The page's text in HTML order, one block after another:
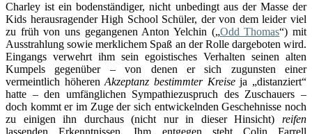
Charley ist ein bodenständiger, nicht unbedingt aus der Masse der
Kids herausragender High School Schüler, der von dem leider viel
zu früh von uns gegangenen Anton Yelchin („Odd Thomas“) mit
Ausstrahlung sowie merklichem Spaß an der Rolle dargeboten wird.
Eingangs verwehrt ihm sein egoistisches Verhalten seinen alten
Kumpels gegenüber – von denen er sich zugunsten einer
vermeintlich höherenAkzeptanzbestimmter Kreiseja „distanziert“
hatte – den umfänglichen Sympathiezuspruch des Zuschauers –
doch kommt er im Zuge der sich entwickelnden Geschehnisse noch
zu einigen ihn durchaus (nicht nur in dieser Hinsicht) reifen